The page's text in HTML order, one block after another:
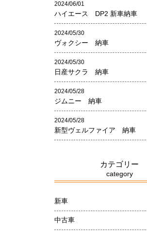
2024/06/01
ハイエース DP2 新車納車
2024/05/30
ヴォクシー 納車
2024/05/30
日産サクラ 納車
2024/05/28
ジムニー 納車
2024/05/28
新型ヴェルファイア 納車
カテゴリー
category
新車
中古車